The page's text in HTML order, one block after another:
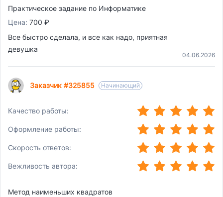
04.06.2026
Практическое задание по Информатике
Цена: 700 ₽
Все быстро сделала, и все как надо, приятная
девушка
Заказчик #325855 Начинающий
Качество работы: (*)(*) (*) (*) (*)
Оформление работы: (*)(*) (*) (*) (*)
Скорость ответов: (*)(*) (*) (*) (*)
Вежливость автора: (*)(*) (*) (*) (*)
Метод наименьших квадратов